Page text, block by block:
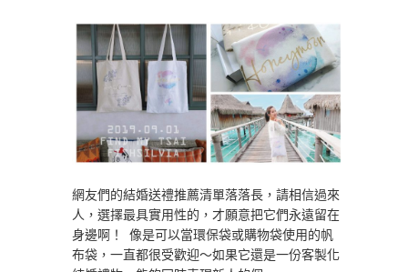
網友們的結婚送禮推薦清單落落長，請相信過來
人，選擇最具實用性的，才願意把它們永遠留在
身邊啊！ 像是可以當環保袋或購物袋使用的帆
布袋，一直都很受歡迎～如果它還是一份客製化